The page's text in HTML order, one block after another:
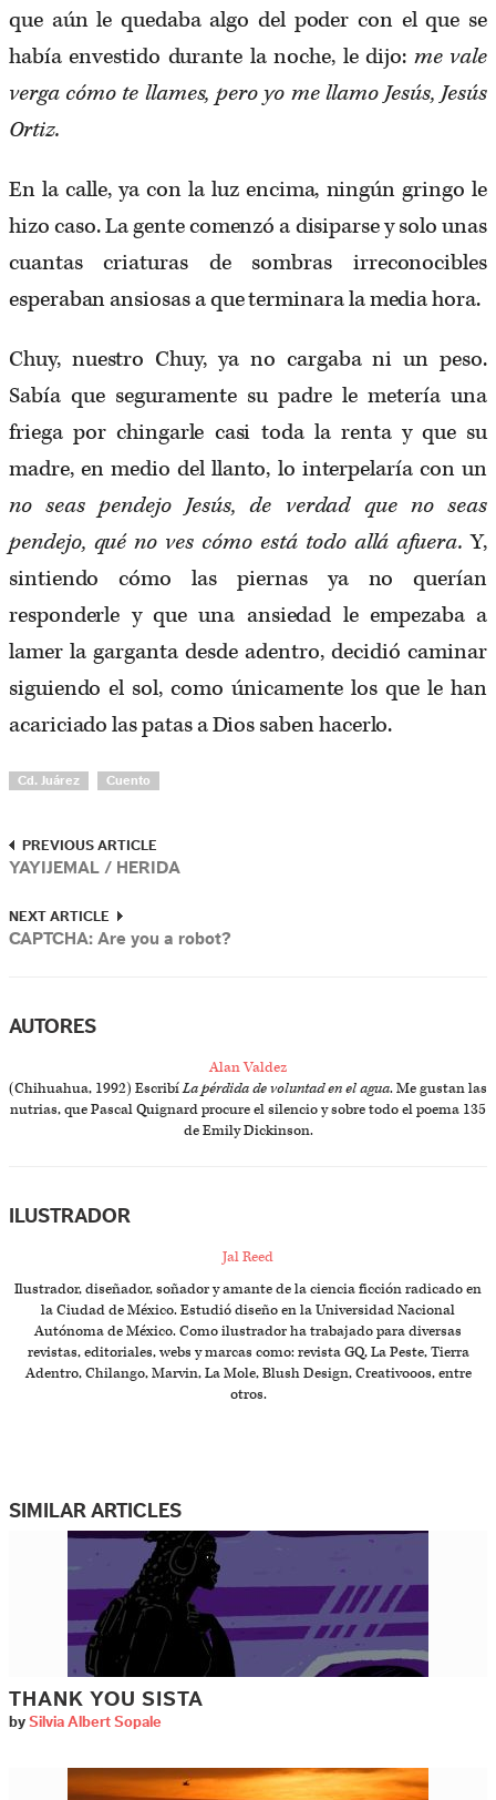
que aún le quedaba algo del poder con el que se
había envestido durante la noche, le dijo: me vale
verga cómo te llames, pero yo me llamo Jesús, Jesús
Ortiz.
En la calle, ya con la luz encima, ningún gringo le
hizo caso. La gente comenzó a disiparse y solo unas
cuantas criaturas de sombras irreconocibles
esperaban ansiosas a que terminara la media hora.
Chuy, nuestro Chuy, ya no cargaba ni un peso.
Sabía que seguramente su padre le metería una
friega por chingarle casi toda la renta y que su
madre, en medio del llanto, lo interpelaría con un
no seas pendejo Jesús, de verdad que no seas
pendejo, qué no ves cómo está todo allá afuera. Y,
sintiendo cómo las piernas ya no querían
responderle y que una ansiedad le empezaba a
lamer la garganta desde adentro, decidió caminar
siguiendo el sol, como únicamente los que le han
acariciado las patas a Dios saben hacerlo.
Cd. Juárez Cuento
PREVIOUS ARTICLE
YAYIJEMAL / HERIDA
NEXT ARTICLE
CAPTCHA: Are you a robot?
AUTORES
Alan Valdez
(Chihuahua, 1992) EscribíLa pérdida de voluntad en el agua. Me gustan las
nutrias, que Pascal Quignard procure el silencio y sobre todo el poema 135
de Emily Dickinson.
ILUSTRADOR
Jal Reed
Ilustrador, diseñador, soñador y amante de la ciencia ficción radicado en
la Ciudad de México. Estudió diseño en la Universidad Nacional
Autónoma de México. Como ilustrador ha trabajado para diversas
revistas, editoriales, webs y marcas como: revista GQ, La Peste, Tierra
Adentro, Chilango, Marvin, La Mole, Blush Design, Creativooos, entre
otros.
SIMILAR ARTICLES
THANK YOU SISTA
by Silvia Albert Sopale